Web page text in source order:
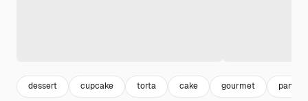
dessert cupcake torta cake gourmet